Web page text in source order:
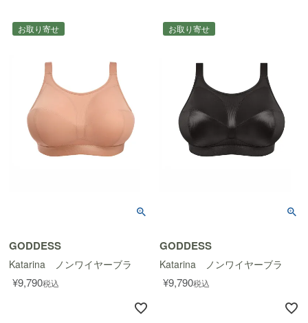
お取り寄せ
GODDESS
Katarina ノンワイヤーブラ
¥9,790税込
お取り寄せ
GODDESS
Katarina ノンワイヤーブラ
¥9,790税込